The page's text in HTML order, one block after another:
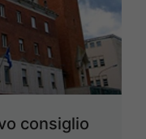
consiglio